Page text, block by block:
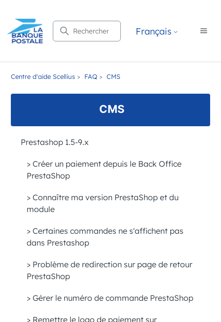
Recherche Français
Centre d'aide Scellius FAQ CMS
CMS
Prestashop 1.5-9.x
> Créer un paiement depuis le Back Office
PrestaShop
> Connaître ma version PrestaShop et du
module
> Certaines commandes ne s'affichent pas
dans Prestashop
> Problème de redirection sur page de retour
PrestaShop
> Gérer le numéro de commande PrestaShop
> Remettre le logo de paiement sur